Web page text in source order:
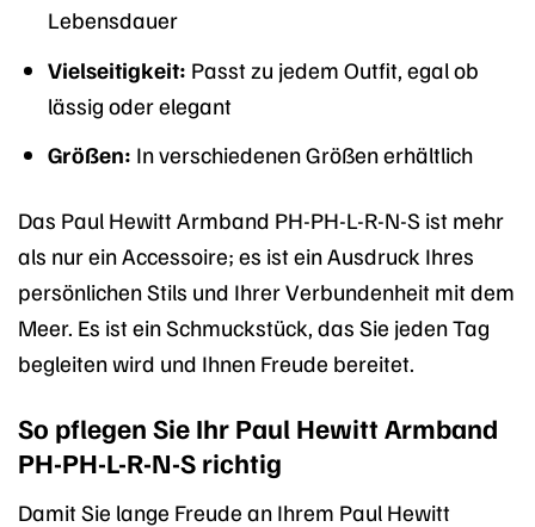
Lebensdauer
Vielseitigkeit: Passt zu jedem Outfit, egal ob
lässig oder elegant
Größen: In verschiedenen Größen erhältlich
Das Paul Hewitt Armband PH-PH-L-R-N-S ist mehr
als nur ein Accessoire; es ist ein Ausdruck Ihres
persönlichen Stils und Ihrer Verbundenheit mit dem
Meer. Es ist ein Schmuckstück, das Sie jeden Tag
begleiten wird und Ihnen Freude bereitet.
So pflegen Sie Ihr Paul Hewitt Armband
PH-PH-L-R-N-S richtig
Damit Sie lange Freude an Ihrem Paul Hewitt